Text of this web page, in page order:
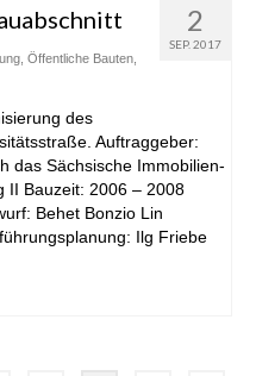
2
SEP. 2017
Öffentliche Bauten
des
Auftraggeber:
das Sächsische Immobilien-
II Bauzeit: 2006 – 2008
Behet Bonzio Lin
Ilg Friebe